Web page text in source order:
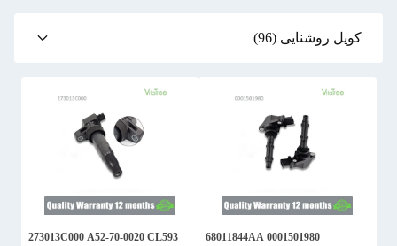
کویل روشنایی (96)
0001501980 68011844AA
273013C000 A52-70-0020 CL593